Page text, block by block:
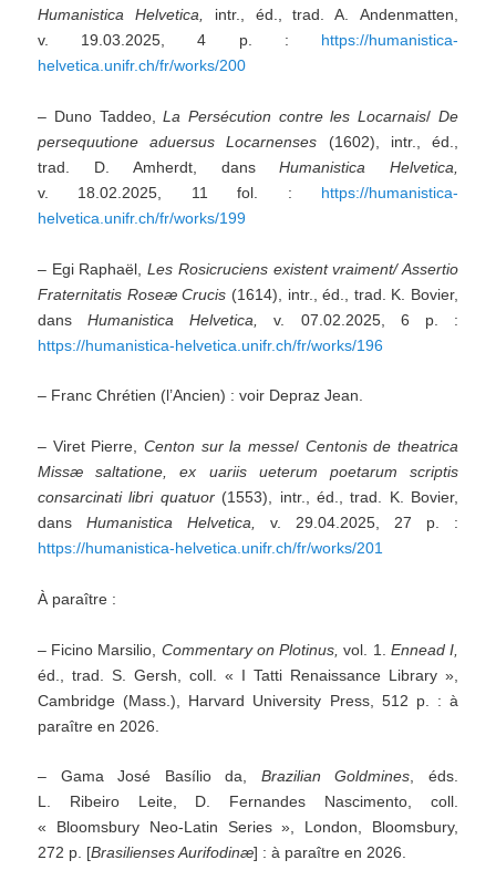
Humanistica Helvetica,
intr., éd., trad. A. Andenmatten,
v. 19.03.2025, 4 p. : https://humanistica-
helvetica.unifr.ch/fr/works/200
– Duno Taddeo,La Persécution contre les Locarnais/ De
persequutione aduersus Locarnenses (1602), intr., éd.,
trad. D. Amherdt, dansHumanistica Helvetica,
v. 18.02.2025, 11 fol. : https://humanistica-
helvetica.unifr.ch/fr/works/199
– Egi Raphaël,Les Rosicruciens existent vraiment/ Assertio
Fraternitatis Roseæ Crucis (1614), intr., éd., trad. K. Bovier,
dansHumanistica Helvetica,
v. 07.02.2025, 6 p. :
https://humanistica-helvetica.unifr.ch/fr/works/196
– Franc Chrétien (l’Ancien) : voir Depraz Jean.
– Viret Pierre,Centon sur la messe/ Centonis de theatrica
Missæ saltatione, ex uariis ueterum poetarum scriptis
consarcinati libri quatuor (1553), intr., éd., trad. K. Bovier,
dansHumanistica Helvetica,v. 29.04.2025, 27 p. :
https://humanistica-helvetica.unifr.ch/fr/works/201
À paraître :
– Ficino Marsilio, Commentary on Plotinus, vol. 1. Ennead I,
éd., trad. S. Gersh, coll. « I Tatti Renaissance Library »,
Cambridge (Mass.), Harvard University Press, 512 p. : à
paraître en 2026.
– Gama José Basílio da, Brazilian Goldmines, éds.
L. Ribeiro Leite, D. Fernandes Nascimento, coll.
« Bloomsbury Neo-Latin Series », London, Bloomsbury,
272 p. [Brasilienses Aurifodinæ] : à paraître en 2026.